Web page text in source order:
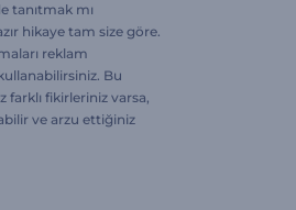
tanıtmak mı
hikaye tam size göre.
reklam
Bu
farklı fikirleriniz varsa,
ve arzu ettiğiniz